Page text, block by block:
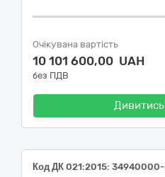
Очікувана вартість
10 101 600,00 UAH
без ПДВ
Дивитись